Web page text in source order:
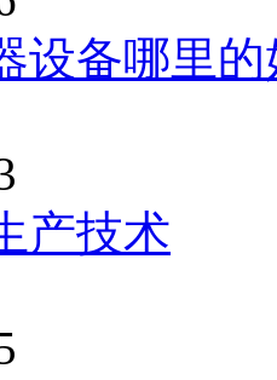
设备哪里的
产技术